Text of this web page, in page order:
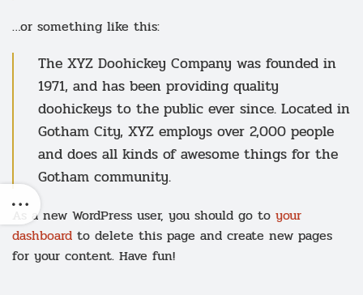
…or something like this:
The XYZ Doohickey Company was founded in
1971, and has been providing quality
doohickeys to the public ever since. Located in
Gotham City, XYZ employs over 2,000 people
and does all kinds of awesome things for the
Gotham community.
As a new WordPress user, you should go to your
dashboard to delete this page and create new pages
for your content. Have fun!